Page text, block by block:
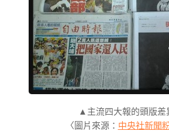
▲主流四大報的頭版差
〈圖片來源： 中央社新聞